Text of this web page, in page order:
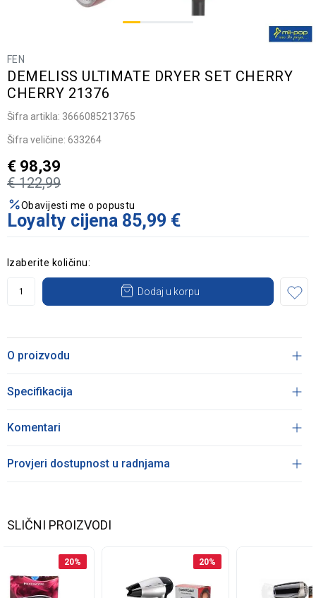
FEN
DEMELISS ULTIMATE DRYER SET CHERRY
CHERRY 21376
Šifra artikla: 3666085213765
Šifra veličine: 633264
€ 122,99
€ 98,39
Loyalty cijena 85,99 €
Obavijesti me o popustu
Izaberite količinu:
Dodaj u korpu
O proizvodu
Specifikacija
Komentari
Provjeri dostupnost u radnjama
SLIČNI PROIZVODI
20% 20%